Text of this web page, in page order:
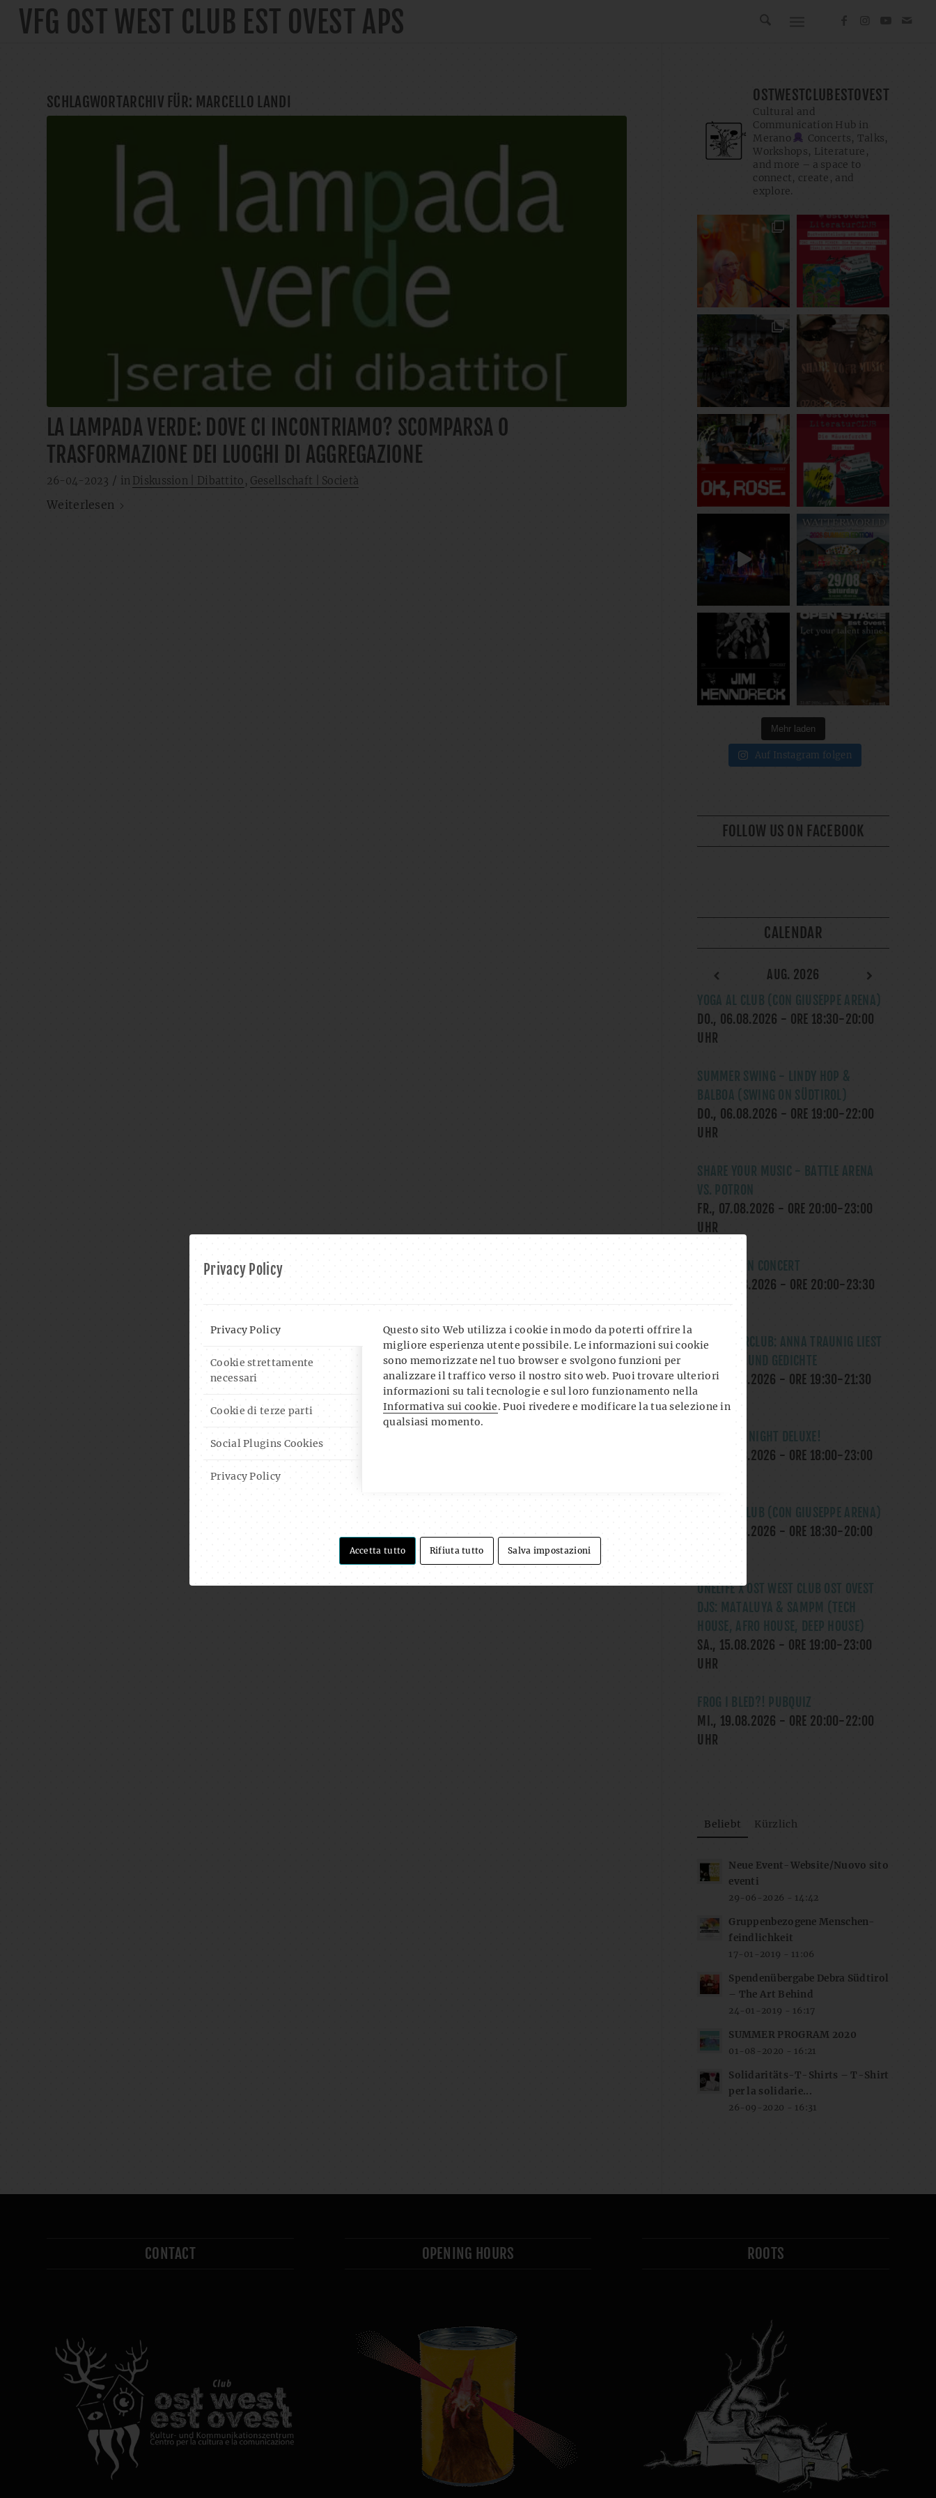
Privacy Policy
Privacy Policy
Cookie strettamente
necessari
Cookie di terze parti
Social Plugins Cookies
Privacy Policy
Questo sito Web utilizza i cookie in modo da poterti offrire la
migliore esperienza utente possibile. Le informazioni sui cookie
sono memorizzate nel tuo browser e svolgono funzioni per
analizzare il traffico verso il nostro sito web. Puoi trovare ulteriori
informazioni su tali tecnologie e sul loro funzionamento nella
Informativa sui cookie. Puoi rivedere e modificare la tua selezione in
qualsiasi momento.
Accetta tutto Rifiuta tutto Salva impostazioni
VFG OST WEST CLUB EST OVEST APS
SCHLAGWORTARCHIV FÜR: MARCELLO LANDI
LA LAMPADA VERDE: DOVE CI INCONTRIAMO? SCOMPARSA O
TRASFORMAZIONE DEI LUOGHI DI AGGREGAZIONE
26-04-2023 / in Diskussion | Dibattito , Gesellschaft | Società
Weiterlesen
OSTWESTCLUBESTOVEST
Cultural and
Communication Hub in
Merano
Concerts, Talks,
Workshops, Literature,
and more – a space to
connect, create, and
explore.
Mehr laden
Auf Instagram folgen
FOLLOW US ON FACEBOOK
CALENDAR
AUG. 2026
YOGA AL CLUB (CON GIUSEPPE ARENA)
DO., 06.08.2026 - ORE 18:30-20:00
UHR
SUMMER SWING - LINDY HOP &
BALBOA (SWING ON SÜDTIROL)
DO., 06.08.2026 - ORE 19:00-22:00
UHR
SHARE YOUR MUSIC - BATTLE ARENA
VS. POTRON
FR., 07.08.2026 - ORE 20:00-23:00
UHR
OK, ROSE IN CONCERT
SA., 08.08.2026 - ORE 20:00-23:30
LITERATURCLUB: ANNA TRAUNIG LIEST
MÄRCHEN UND GEDICHTE
MI., 12.08.2026 - ORE 19:30-21:30
UHR
THE GAME NIGHT DELUXE!
DO., 13.08.2026 - ORE 18:00-23:00
YOGA AL CLUB (CON GIUSEPPE ARENA)
DO., 13.08.2026 - ORE 18:30-20:00
ONELIFE X OST WEST CLUB OST OVEST
DJS: MATALUYA & SAMPM (TECH
HOUSE, AFRO HOUSE, DEEP HOUSE)
SA., 15.08.2026 - ORE 19:00-23:00
UHR
FROG I BLED?! PUBQUIZ
MI., 19.08.2026 - ORE 20:00-22:00
UHR
Beliebt Kürzlich
Neue Event-Website/Nuovo sito
eventi
29-06-2026 - 14:42
Gruppenbezogene Menschen-
feindlichkeit
17-01-2019 - 11:06
Spendenübergabe Debra Südtirol
– The Art Behind
24-01-2019 - 16:17
SUMMER PROGRAM 2020
01-08-2020 - 16:21
Solidaritäts-T-Shirts – T-Shirt
per la solidarie...
26-09-2020 - 16:31
CONTACT OPENING HOURS ROOTS